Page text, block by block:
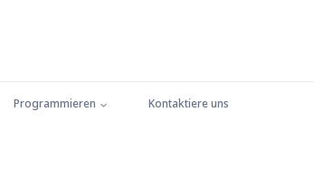
Programmieren Kontaktiere uns